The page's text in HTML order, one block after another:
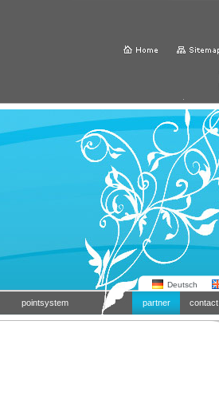
Deutsch
pointsystem partner contact